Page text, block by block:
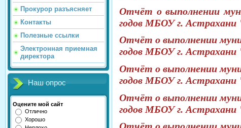
Прокурор разъясняет
Контакты
Полезные ссылки
Электронная приемная
директора
Наш опрос
Оцените мой сайт
Отлично
Хорошо
Отчёт о выполнении
годов МБОУ г.
Отчёт о выполнении
годов МБОУ г.
Отчёт о выполнении
годов МБОУ г.
Отчёт о выполнении
годов МБОУ г.